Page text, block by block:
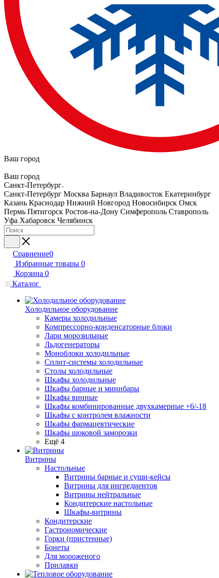
Ваш город
Ваш город
Санкт-Петербург
Санкт-Петербург Москва Барнаул Владивосток Екатеринбург
Казань Краснодар Нижний Новгород Новосибирск Омск
Пермь Пятигорск Ростов-на-Дону Симферополь Ставрополь
Уфа Хабаровск Челябинск
Сравнение0
Избранные товары 0
Корзина 0
Каталог
Холодильное оборудование
Камеры холодильные
Компрессорно-конденсаторные блоки
Лари морозильные
Льдогенераторы
Моноблоки холодильные
Сплит-системы холодильные
Столы холодильные
Шкафы холодильные
Шкафы барные и минибары
Шкафы винные
Шкафы комбинированные двухкамерные +6/-18
Шкафы с контролем влажности
Шкафы фармацевтические
Шкафы шоковой заморозки
Ещё 4
Витрины
Настольные
Витрины барные и суши-кейсы
Витрины для ингредиентов
Витрины нейтральные
Кондитерские настольные
Шкафы-витрины
Кондитерские
Гастрономические
Горки (пристенные)
Бонеты
Для мороженого
Прилавки